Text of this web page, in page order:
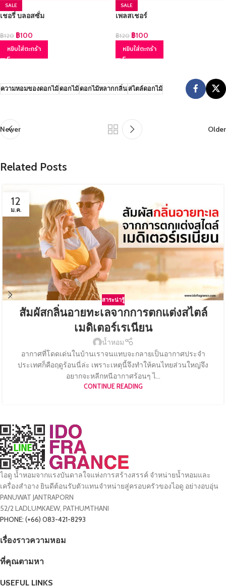
SALE
เชอรี่ บลอสซั่ม
฿120 ฿100
หยิบใส่ตะกร้า
SALE
เพลสเชอร์
฿120 ฿100
หยิบใส่ตะกร้า
ความหอมของดอกไม้ดอกไม้ดอกไม้หลากกลิ่นสไตล์ดอกไม้
Newer Older
Related Posts
12
ม.ค.
สาระน่ารู้
สัมผัสกลิ่นอายทะเลจากการตกแต่งสไตล์
เมดิเตอร์เรเนียน
น้ำหอม
อากาศที่โดดเด่นในบ้านเราจนแทบจะกลายเป็นอากาศประจำ
ประเทศก็คือฤดูร้อนนี่ล่ะ เพราะเหตุนี้จึงทำให้คนไทยส่วนใหญ่จึง
อยากจะหลีกหนีอากาศร้อนๆ ไ...
CONTINUE READING
ไอดู น้ำหอมจากแรงบันดาลใจแห่งการสร้างสรรค์ จำหน่ายน้ำหอมและ
เครื่องสำอาง ยินดีต้อนรับตัวแทนจำหน่ายสู่ครอบครัวของไอดู อย่างอบอุ่น
PANUWAT JANTRAPORN
52/2 LADLUMKAEW, PATHUMTHANI
PHONE: (+66) 083-421-8293
เรื่องราวความหอม
ที่คุณตามหา
USEFUL LINKS